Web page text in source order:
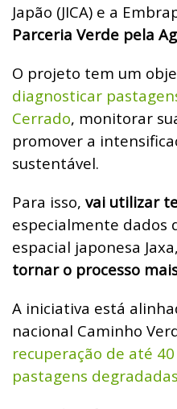
Japão (JICA) e a
Parceria Verde pela
O projeto tem um
diagnosticar
Cerrado, monitorar
promover a
sustentável.
Para isso, vai utilizar
especialmente dados
espacial japonesa Jaxa,
tornar o processo
A iniciativa está
nacional Caminho
recuperação de até
pastagens